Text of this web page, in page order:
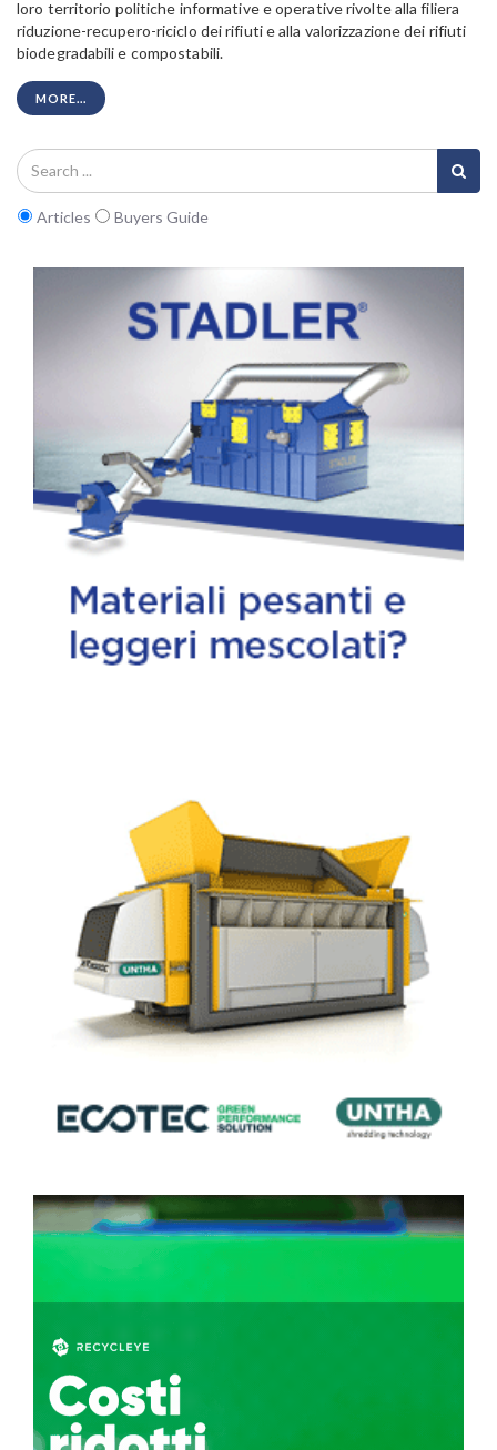
loro territorio politiche informative e operative rivolte alla filiera
riduzione-recupero-riciclo dei rifiuti e alla valorizzazione dei rifiuti
biodegradabili e compostabili.
MORE...
Articles Buyers Guide